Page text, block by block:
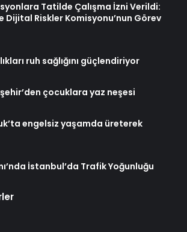
Tatilde Çalışma İzni Verildi:
Dijital Riskler Komisyonu’nun Görev
ruh sağlığını güçlendiriyor
çocuklara yaz neşesi
engelsiz yaşamda üreterek
İstanbul’da Trafik Yoğunluğu